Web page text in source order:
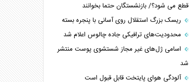
قطع می شود؟/ بازنشستگان حتما بخوانند
ریسک بزرگ استقلال روی آسانی با پنجره بسته
محدودیت‌های ترافیکی جاده چالوس اعلام شد
اسامی ژل‌های غیر مجاز شستشوی پوست منتشر
شد
آلودگی هوای پایتخت قابل قبول است